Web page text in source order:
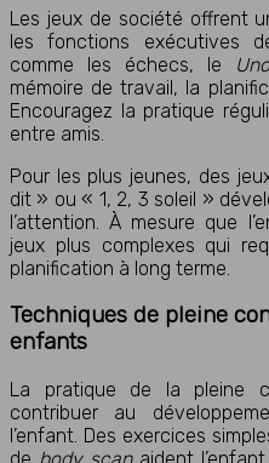
Les jeux de société offrent
les fonctions exécutives
comme les échecs, le
mémoire de travail, la
Encouragez la pratique
entre amis.
Pour les plus jeunes, des
dit » ou « 1, 2, 3 soleil »
l’attention. À mesure que
jeux plus complexes qui
planification à long terme.
Techniques de pleine
enfants
La pratique de la pleine
contribuer au
l’enfant. Des exercices